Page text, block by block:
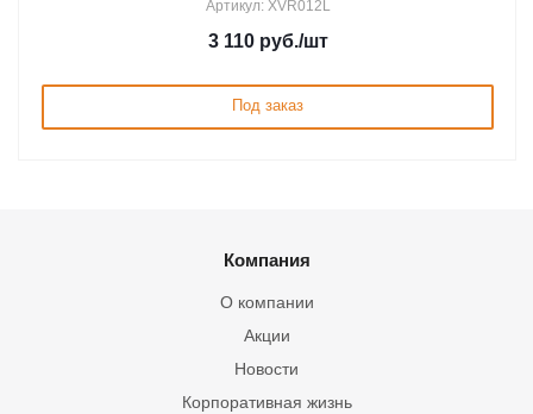
Артикул: XVR012L
3 110руб./шт
Под заказ
Компания
О компании
Акции
Новости
Корпоративная жизнь